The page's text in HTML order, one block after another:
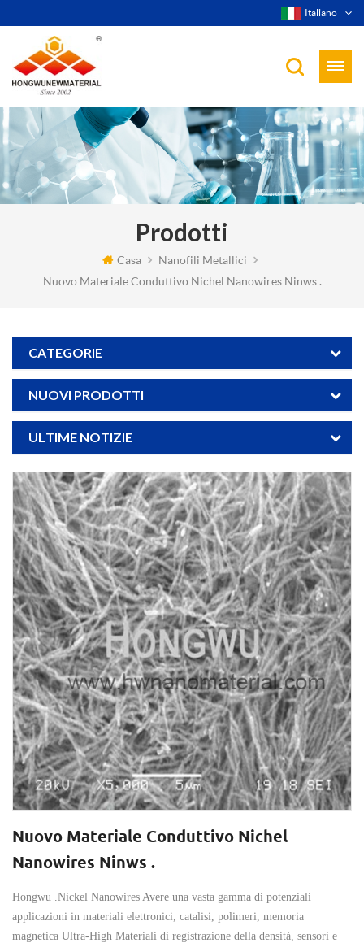
Italiano
Prodotti
Casa
Nanofili Metallici
Nuovo Materiale Conduttivo Nichel Nanowires Ninws .
CATEGORIE
NUOVI PRODOTTI
ULTIME NOTIZIE
Nuovo Materiale Conduttivo Nichel
Nanowires Ninws .
Hongwu .Nickel Nanowires Avere una vasta gamma di potenziali
applicazioni in materiali elettronici, catalisi, polimeri, memoria
magnetica Ultra-High Materiali di registrazione della densità, sensori e